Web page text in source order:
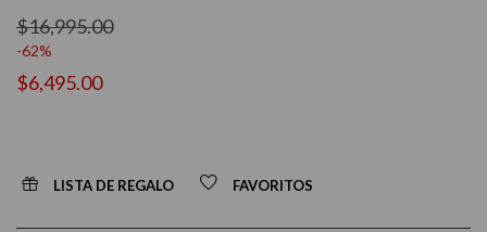
$6,495.00
$16,995.00
-62%
LISTA DE REGALO FAVORITOS